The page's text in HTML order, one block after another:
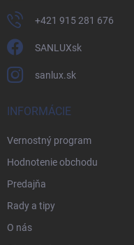
+421 915 281 676
SANLUXsk
sanlux.sk
INFORMÁCIE
Vernostný program
Hodnotenie obchodu
Predajňa
Rady a tipy
O nás